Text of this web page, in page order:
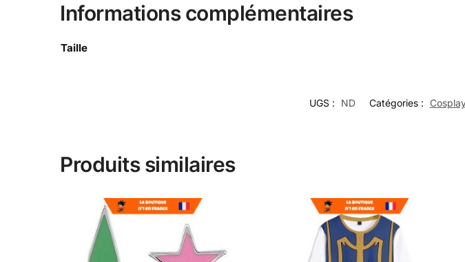
Informations complémentaires
Taille
UGS : ND Catégories :
Produits similaires